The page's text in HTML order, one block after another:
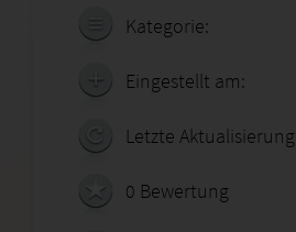
Kategorie:
Eingestellt am:
Letzte
0 Bewertung